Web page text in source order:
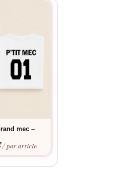
mec –
/ par article